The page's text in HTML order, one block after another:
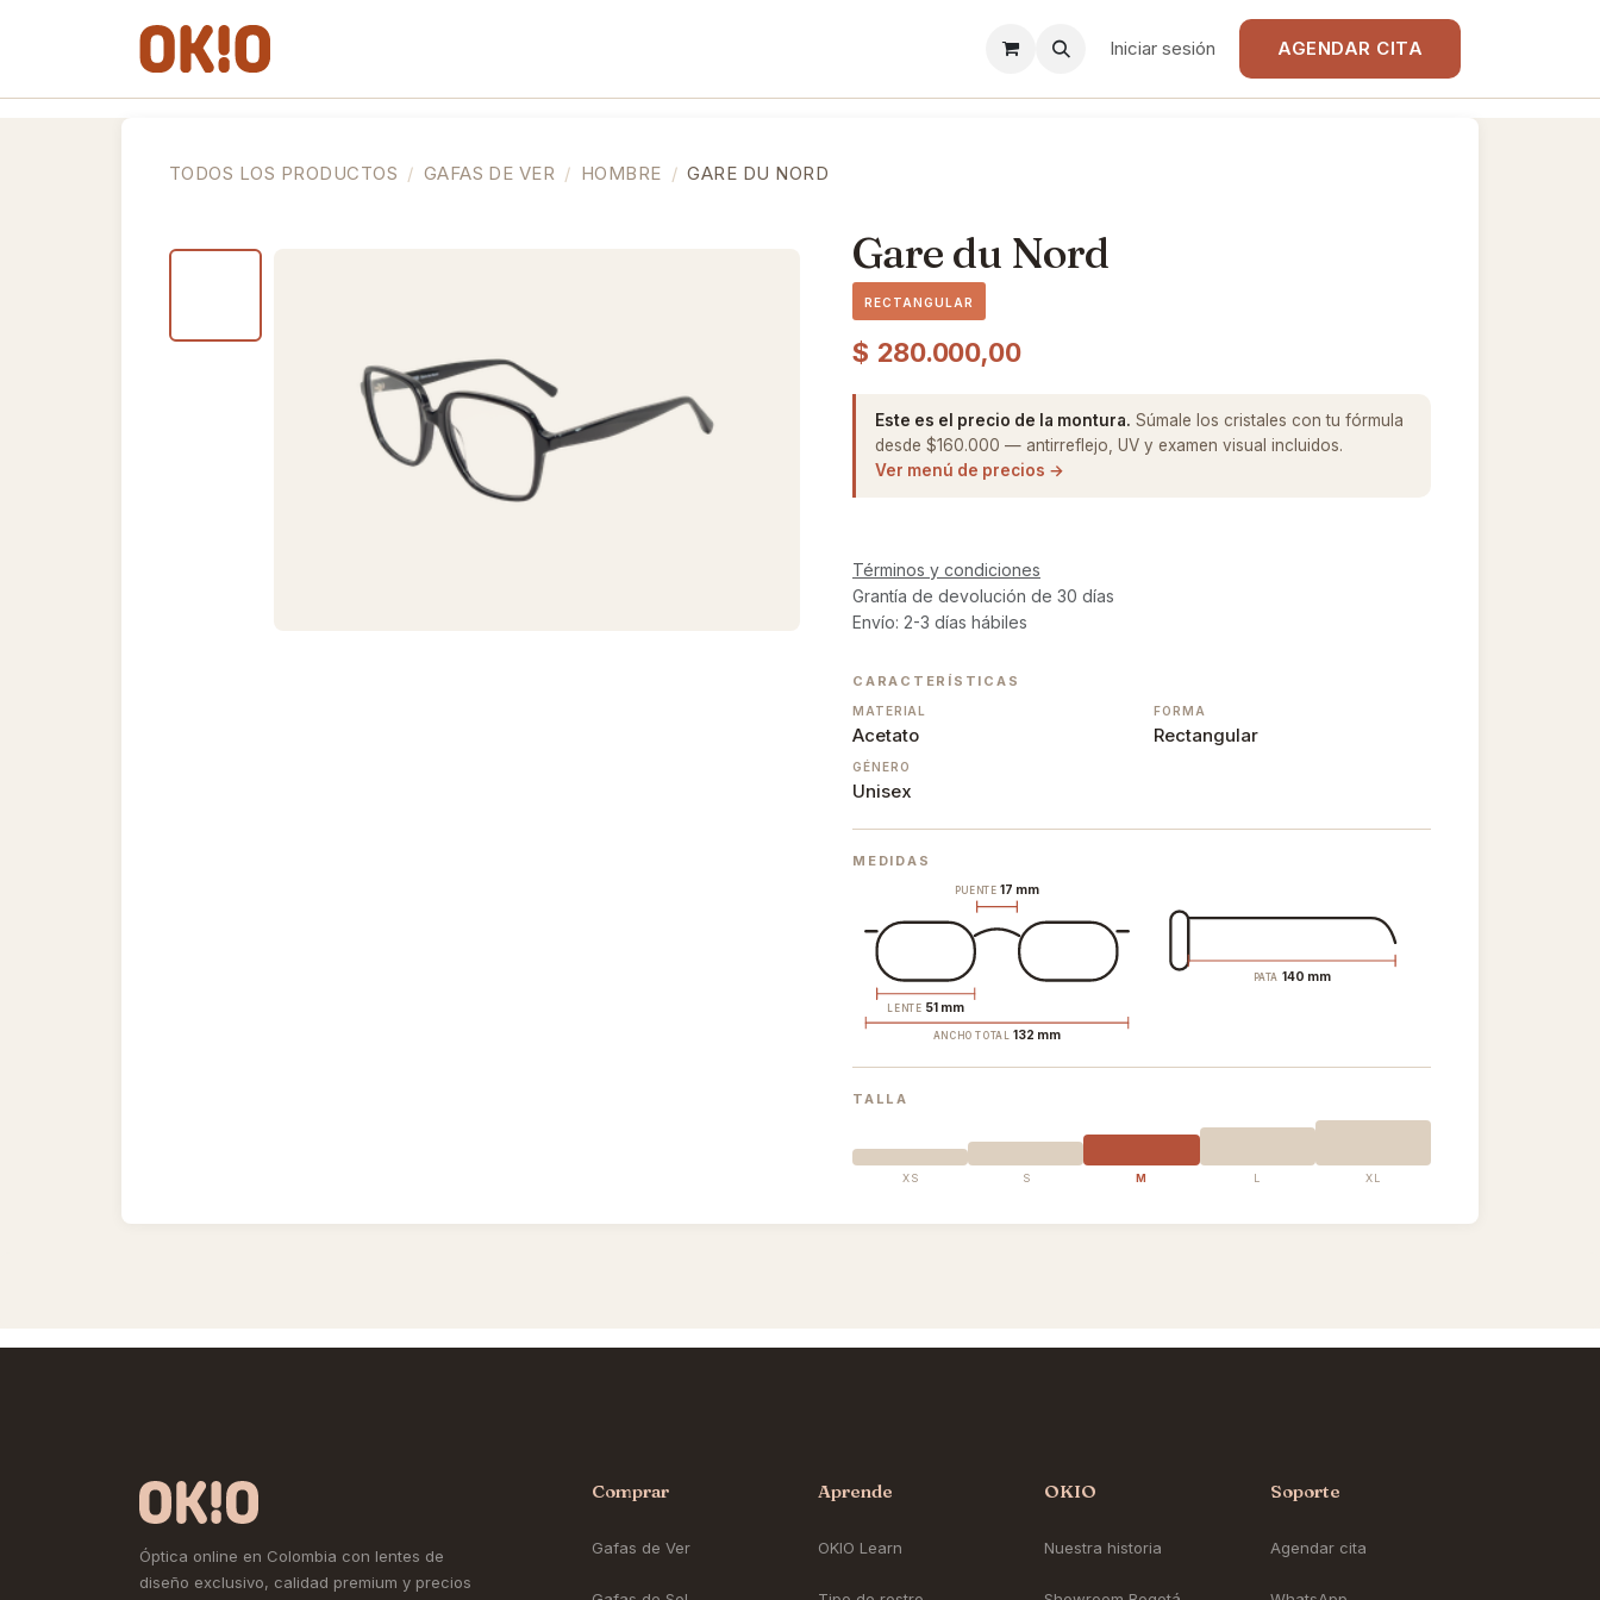
Iniciar sesión AGENDAR CITA
TODOS LOS PRODUCTOS GAFAS DE VER HOMBRE GARE DU NORD
Gare du Nord
RECTANGULAR
$ 280.000,00
Este es el precio de la montura. Súmale los cristales con tu fórmula
desde $160.000 — antirreflejo, UV y examen visual incluidos.
Ver menú de precios →
Términos y condiciones
Grantía de devolución de 30 días
Envío: 2-3 días hábiles
CARACTERÍSTICAS
MATERIAL
Acetato
FORMA
Rectangular
GÉNERO
Unisex
MEDIDAS
PUENTE 17 mm
LENTE 51 mm
ANCHO TOTAL 132 mm
PATA 140 mm
TALLA
XS S M L XL
Óptica online en Colombia con lentes de
diseño exclusivo, calidad premium y precios
Comprar
Gafas de Ver
Aprende
OKIO Learn
OKIO
Nuestra historia
Soporte
Agendar cita